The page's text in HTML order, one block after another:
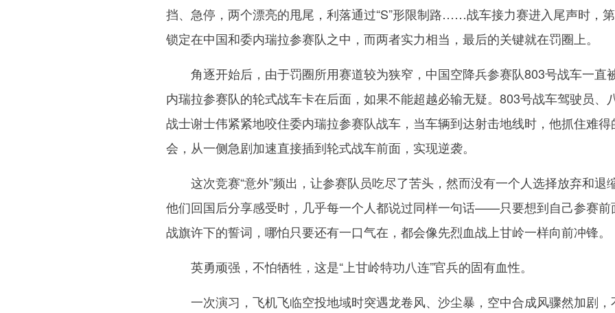
挡、急停，两个漂亮的甩尾，利落通过“S”形限制路……战车接力赛进入尾声时，
锁定在中国和委内瑞拉参赛队之中，而两者实力相当，最后的关键就在罚圈上。
角逐开始后，由于罚圈所用赛道较为狭窄，中国空降兵参赛队803号战车一直
内瑞拉参赛队的轮式战车卡在后面，如果不能超越必输无疑。803号战车驾驶员、
战士谢士伟紧紧地咬住委内瑞拉参赛队战车，当车辆到达射击地线时，他抓住难得
会，从一侧急剧加速直接插到轮式战车前面，实现逆袭。
这次竞赛“意外”频出，让参赛队员吃尽了苦头，然而没有一个人选择放弃和退缩
他们回国后分享感受时，几乎每一个人都说过同样一句话——只要想到自己参赛前
战旗许下的誓词，哪怕只要还有一口气在，都会像先烈血战上甘岭一样向前冲锋。
英勇顽强，不怕牺牲，这是“上甘岭特功八连”官兵的固有血性。
一次演习，飞机飞临空投地域时突遇龙卷风、沙尘暴，空中合成风骤然加剧，